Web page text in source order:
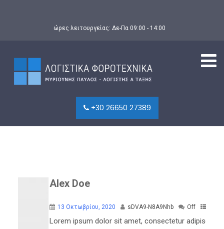
ώρες λειτουργείας: Δε-Πα 09:00 - 14:00
+30 26650 27389
Alex Doe
13 Οκτωβρίου, 2020 sDVA9-N8A9Nhb Off
Lorem ipsum dolor sit amet, consectetur adipiscing elit,